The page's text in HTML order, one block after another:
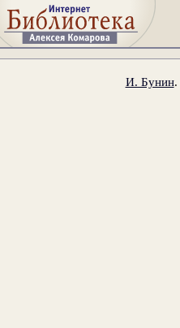
И. Бунин.